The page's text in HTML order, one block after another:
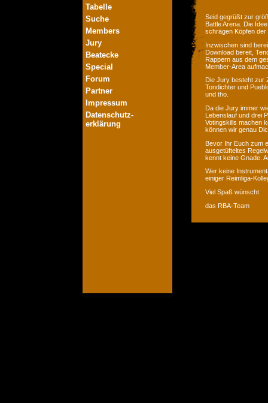
Tabelle
Suche
Members
Jury
Beatecke
Special
Forum
Partner
Impressum
Datenschutz-
erklärung
Seid gegrüßt zur
Battle Arena. Die
schrägen Köpfen
Inzwischen sind
Download bereit,
Rappern aus dem
Member-Area
Die Jury besteht zur
Tondichter und
und tho.
Da die Jury immer
Lebenslauf und drei
Votingskills machen
können wir genau
Bevor Ihr Euch zum
ausgetüfteltes
kennt keine Gnade.
Wer keine
einiger Reimliga-
Viel Spaß wünscht
das RBA-Team